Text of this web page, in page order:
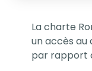
La charte
un accès
par rapport